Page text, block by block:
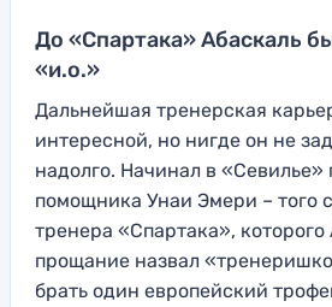
До «Спартака» Абаскаль
«и.о.»
Дальнейшая тренерская
интересной, но нигде он не
надолго. Начинал в
помощника Унаи Эмери – того
тренера «Спартака»,
прощание назвал
брать один европейский